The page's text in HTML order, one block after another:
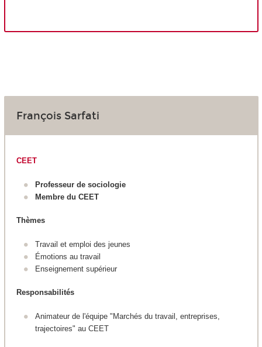
François Sarfati
CEET
Professeur de sociologie
Membre du CEET
Thèmes
Travail et emploi des jeunes
Émotions au travail
Enseignement supérieur
Responsabilités
Animateur de l'équipe "Marchés du travail, entreprises,
trajectoires" au CEET